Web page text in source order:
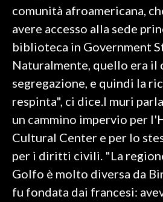
INFO AZIENDE
PUBBLICITÀ
SPIAGGE
comunità afroamericana,
avere accesso alla sede
biblioteca in Government
Naturalmente, quello era il
segregazione, e quindi la
respinta", ci dice.I muri
un cammino impervio per
Cultural Center e per lo
per i diritti civili. "La
Golfo è molto diversa da
fu fondata dai francesi: